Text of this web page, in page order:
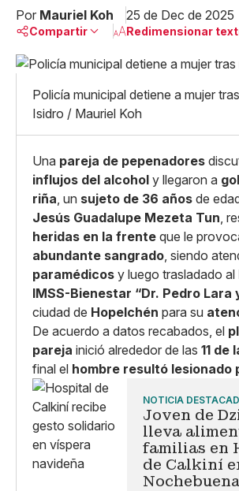
Por Mauriel Koh 25 de Dec de 2025
Compartir
Facebook
X
Copiar enlace
Redimensionar
Mediano
Policía municipal detiene a mujer
Isidro / Mauriel Koh
Una pareja de pepenadores
influjos del alcohol y llegaron a
riña, un sujeto de 36 años de
Jesús Guadalupe Mezeta Tun,
heridas en la frente que le
abundante sangrado, siendo
paramédicos y luego trasladado al
IMSS-Bienestar “Dr. Pedro Lara
ciudad de Hopelchén para su
De acuerdo a datos recabados, el
pareja inició alrededor de las 11 de
final el hombre resultó lesionado
NOTICIA
Joven de
lleva
familias en
de Calkiní